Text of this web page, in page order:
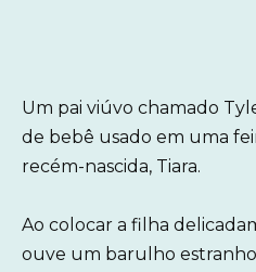
Um pai viúvo chamado
de bebê usado em uma
recém-nascida, Tiara.
Ao colocar a filha
ouve um barulho